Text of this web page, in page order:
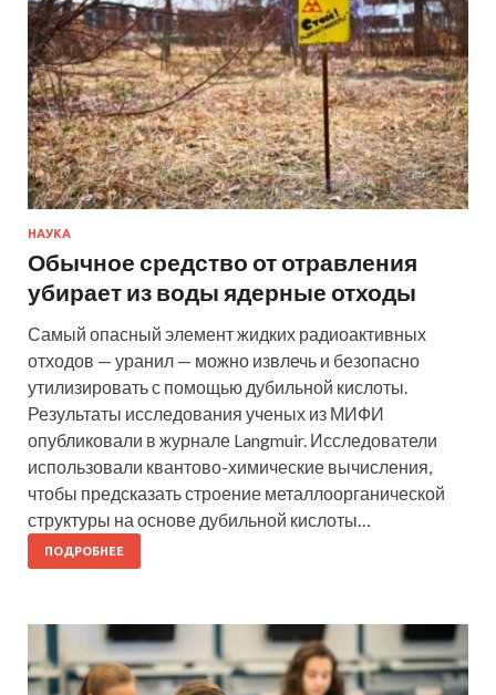
НАУКА
Обычное средство от отравления
убирает из воды ядерные отходы
Самый опасный элемент жидких радиоактивных
отходов — уранил — можно извлечь и безопасно
утилизировать с помощью дубильной кислоты.
Результаты исследования ученых из МИФИ
опубликовали в журнале Langmuir. Исследователи
использовали квантово-химические вычисления,
чтобы предсказать строение металлоорганической
структуры на основе дубильной кислоты…
ПОДРОБНЕЕ